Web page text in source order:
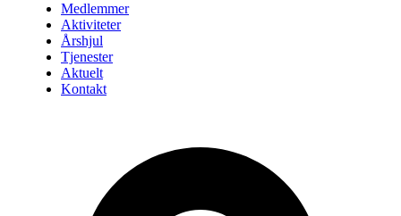
Medlemmer
Aktiviteter
Årshjul
Tjenester
Aktuelt
Kontakt